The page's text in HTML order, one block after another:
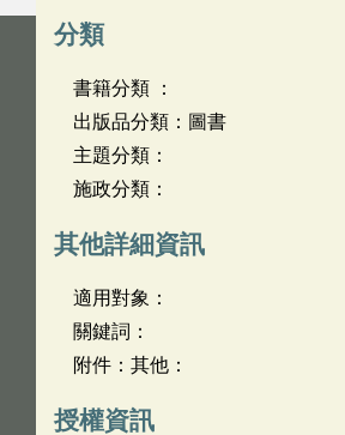
分類
書籍分類 ：
出版品分類：圖書
主題分類：
施政分類：
其他詳細資訊
適用對象：
關鍵詞：
附件：其他：
授權資訊